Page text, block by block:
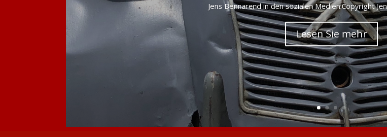
Jens Bennarend in den sozialen Medien:Copyright
Lesen Sie mehr